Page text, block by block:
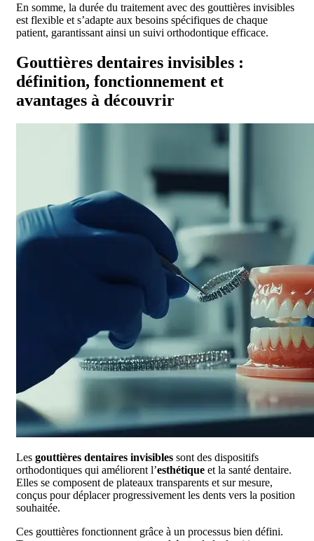
En somme, la durée du traitement avec des gouttières invisibles
est flexible et s’adapte aux besoins spécifiques de chaque
patient, garantissant ainsi un suivi orthodontique efficace.
Gouttières dentaires invisibles :
définition, fonctionnement et
avantages à découvrir
Les gouttières dentaires invisibles sont des dispositifs
orthodontiques qui améliorent l’esthétique et la santé dentaire.
Elles se composent de plateaux transparents et sur mesure,
conçus pour déplacer progressivement les dents vers la position
souhaitée.
Ces gouttières fonctionnent grâce à un processus bien défini.